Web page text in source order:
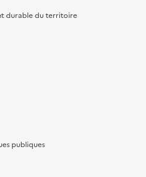
durable du territoire
publiques